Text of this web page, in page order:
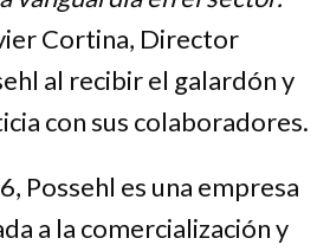
Cortina, Director
al recibir el galardón y
con sus colaboradores.
Possehl es una empresa
a la comercialización y